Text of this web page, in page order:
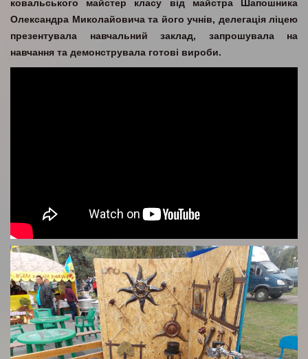
ковальського майстер класу від майстра Шапошника
Олександра Миколайовича та його учнів, делегація ліцею
презентувала навчальний заклад, запрошувала на
навчання та демонструвала готові вироби.